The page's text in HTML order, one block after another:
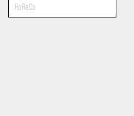
HoReCa